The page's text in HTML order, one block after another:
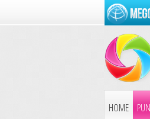
Album
HOME